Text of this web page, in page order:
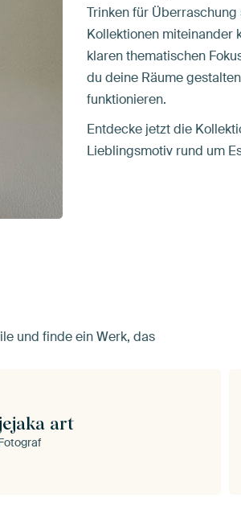
Trinken für
Kollektionen miteinander
klaren thematischen
du deine Räume
funktionieren.
Entdecke jetzt die
Lieblingsmotiv rund um
und finde ein Werk, das
art